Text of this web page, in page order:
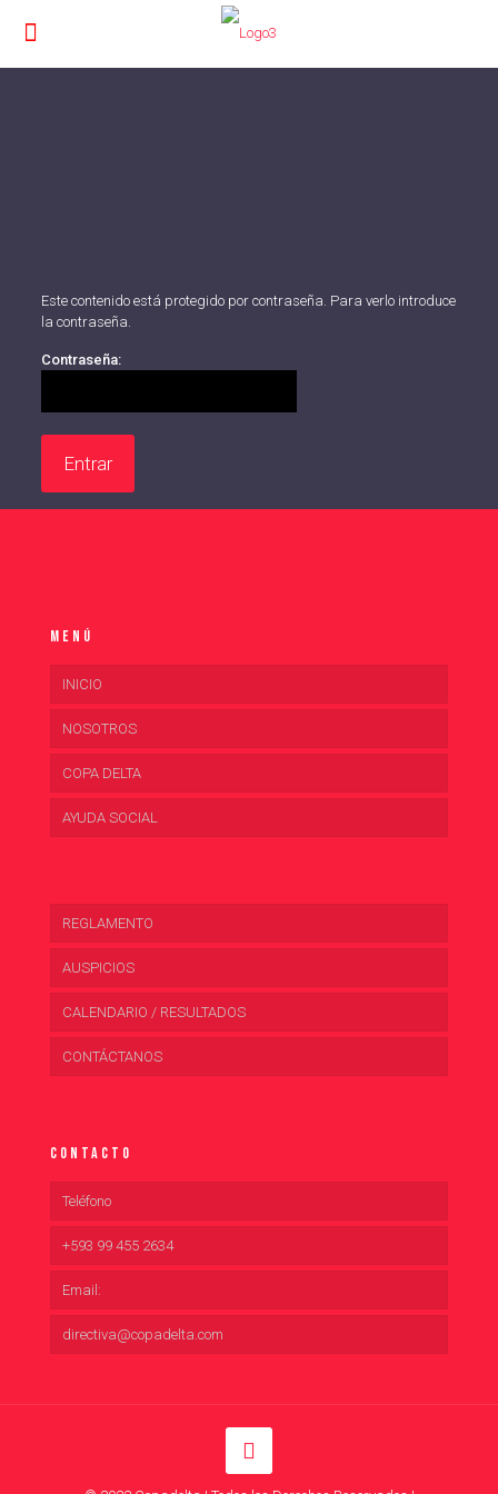
Este contenido está protegido por contraseña. Para verlo introduce
la contraseña.
Contraseña:
Menú
INICIO
NOSOTROS
COPA DELTA
AYUDA SOCIAL
REGLAMENTO
AUSPICIOS
CALENDARIO / RESULTADOS
CONTÁCTANOS
Contacto
Teléfono
+593 99 455 2634
Email:
directiva@copadelta.com